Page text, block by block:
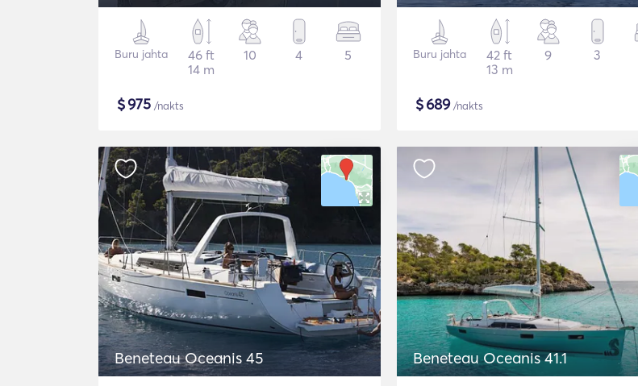
Buru jahta
46 ft
14 m
10 4 5
$975 /nakts
Buru jahta
42 ft
13 m
9 3
$689/nakts
Beneteau Oceanis 45 Beneteau Oceanis 41.1